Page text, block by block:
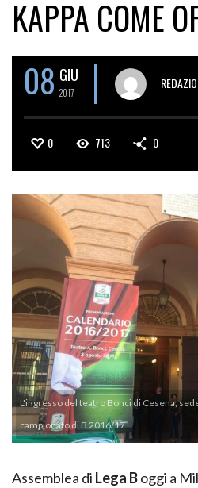
KAPPA COME
08 GIU
2017
0 713 0
L'ingresso del teatro Bonci di Cesena,
campionato di B 2016/17
Assemblea di Lega Boggi a